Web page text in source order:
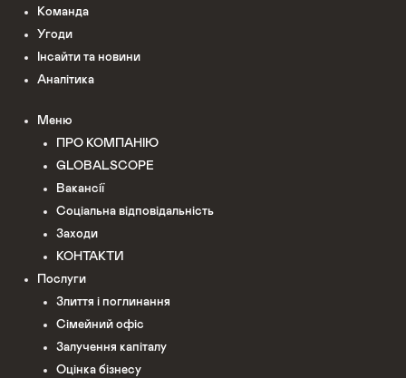
Команда
Угоди
Інсайти та новини
Аналітика
Меню
ПРО КОМПАНІЮ
GLOBALSCOPE
Вакансії
Соціальна відповідальність
Заходи
КОНТАКТИ
Послуги
Злиття і поглинання
Сімейний офіс
Залучення капіталу
Оцінка бізнесу